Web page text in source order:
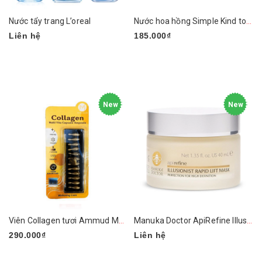
Nước tẩy trang L’oreal
Liên hệ
185.000₫
New
290.000₫
New
Liên hệ